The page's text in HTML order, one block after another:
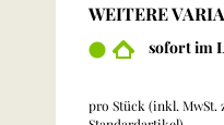
WEITERE
sofort im
pro Stück (inkl. MwSt.